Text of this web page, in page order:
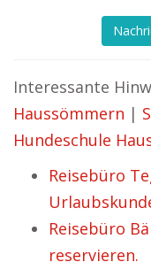
Interessante
Haussömmern |
Hundeschule
Reisebüro
Reisebüro
reservieren.